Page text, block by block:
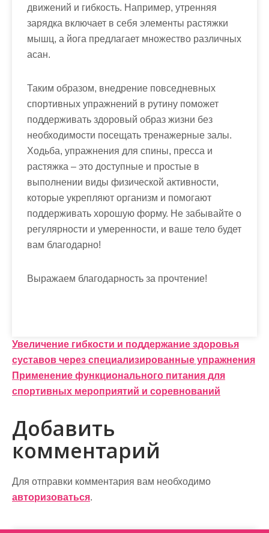
движений и гибкость. Например, утренняя
зарядка включает в себя элементы растяжки
мышц, а йога предлагает множество различных
асан.
Таким образом, внедрение повседневных
спортивных упражнений в рутину поможет
поддерживать здоровый образ жизни без
необходимости посещать тренажерные залы.
Ходьба, упражнения для спины, пресса и
растяжка – это доступные и простые в
выполнении виды физической активности,
которые укрепляют организм и помогают
поддерживать хорошую форму. Не забывайте о
регулярности и умеренности, и ваше тело будет
вам благодарно!
Выражаем благодарность за прочтение!
Н
а
в
и
г
а
ц
и
я
Увеличение гибкости и поддержание здоровья
суставов через специализированные упражнения
Применение функционального питания для
спортивных мероприятий и соревнований
Добавить
комментарий
Для отправки комментария вам необходимо
авторизоваться.